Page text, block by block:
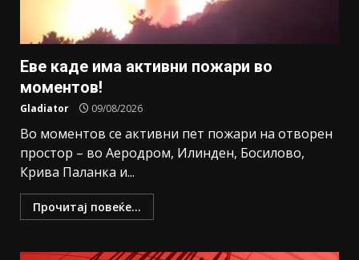
Еве каде има активни пожари во
моментов!
Gladiator 09/08/2026
Во моментов се активни пет пожари на отворен
простор – во Аеродром, Илинден, Босилово,
Крива Паланка и...
Прочитај повеќе...